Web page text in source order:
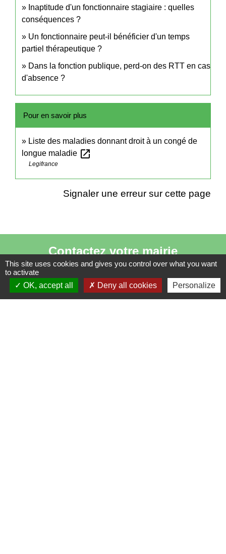
Inaptitude d'un fonctionnaire stagiaire : quelles
conséquences ?
Un fonctionnaire peut-il bénéficier d'un temps
partiel thérapeutique ?
Dans la fonction publique, perd-on des RTT en cas
d'absence ?
Pour en savoir plus
Liste des maladies donnant droit à un congé de
longue maladie open_in_new
Legifrance
Signaler une erreur sur cette page
Contactez votre mairie
Commune de Cernoy
4 rue Saint-Rémy
60190 Cernoy - FRANCE
This site uses cookies and gives you control over what you want
to activate
OK, accept all
Deny all cookies Personalize